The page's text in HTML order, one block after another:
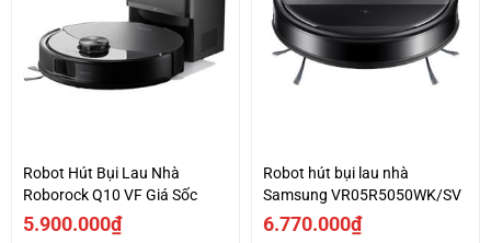
Robot Hút Bụi Lau Nhà
Roborock Q10 VF Giá Sốc
5.900.000₫
Robot hút bụi lau nhà
Samsung VR05R5050WK/SV
6.770.000₫